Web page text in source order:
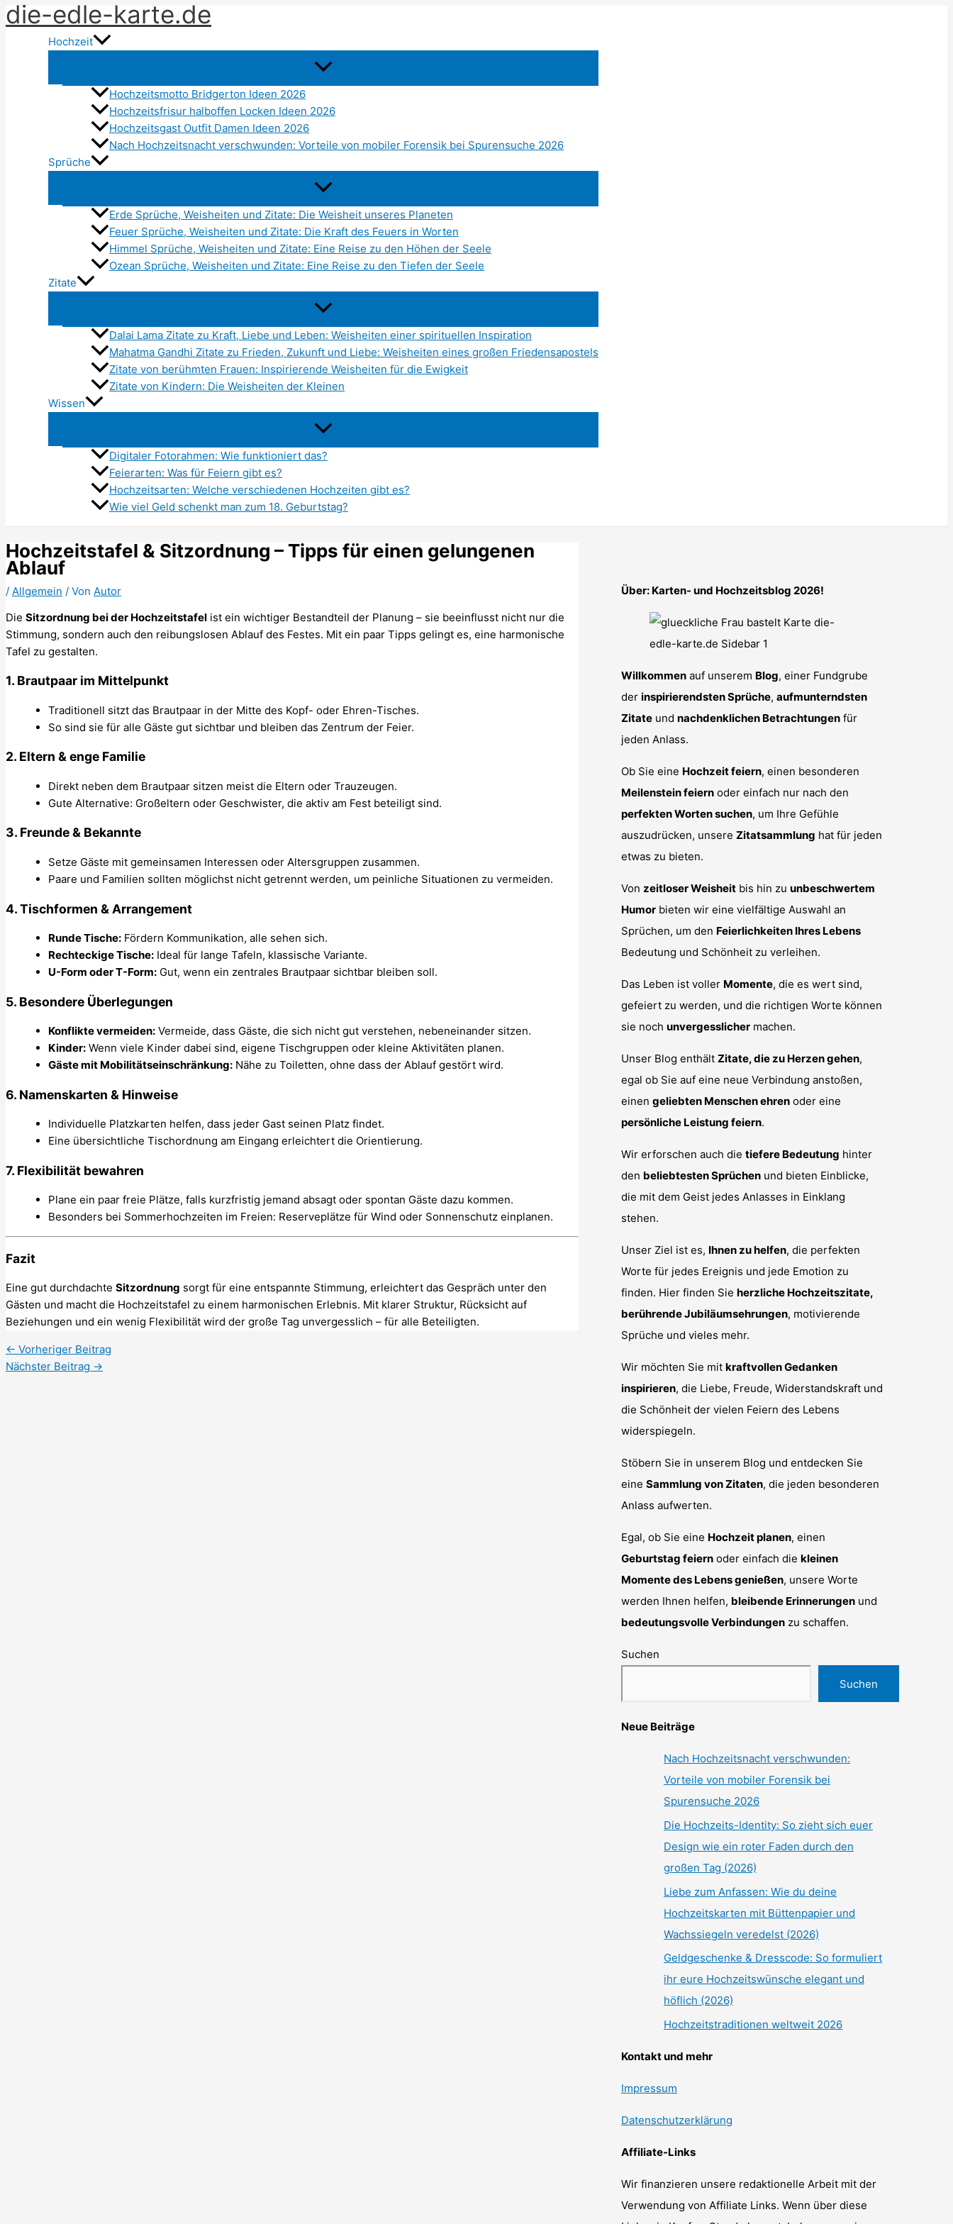
Zum
Inhalt
springen
die-edle-karte.de
Hochzeit
Hochzeitsmotto Bridgerton Ideen 2026
Hochzeitsfrisur halboffen Locken Ideen 2026
Hochzeitsgast Outfit Damen Ideen 2026
Nach Hochzeitsnacht verschwunden: Vorteile von mobiler Forensik bei Spurensuche 2026
Sprüche
Erde Sprüche, Weisheiten und Zitate: Die Weisheit unseres Planeten
Feuer Sprüche, Weisheiten und Zitate: Die Kraft des Feuers in Worten
Himmel Sprüche, Weisheiten und Zitate: Eine Reise zu den Höhen der Seele
Ozean Sprüche, Weisheiten und Zitate: Eine Reise zu den Tiefen der Seele
Zitate
Dalai Lama Zitate zu Kraft, Liebe und Leben: Weisheiten einer spirituellen Inspiration
Mahatma Gandhi Zitate zu Frieden, Zukunft und Liebe: Weisheiten eines großen Friedensapostels
Zitate von berühmten Frauen: Inspirierende Weisheiten für die Ewigkeit
Zitate von Kindern: Die Weisheiten der Kleinen
Wissen
Digitaler Fotorahmen: Wie funktioniert das?
Feierarten: Was für Feiern gibt es?
Hochzeitsarten: Welche verschiedenen Hochzeiten gibt es?
Wie viel Geld schenkt man zum 18. Geburtstag?
Hochzeitstafel & Sitzordnung – Tipps für einen gelungenen
Ablauf
/ Allgemein / Von Autor
Die Sitzordnung bei der Hochzeitstafel ist ein wichtiger Bestandteil der Planung – sie beeinflusst nicht nur die
Stimmung, sondern auch den reibungslosen Ablauf des Festes. Mit ein paar Tipps gelingt es, eine harmonische
Tafel zu gestalten.
1. Brautpaar im Mittelpunkt
Traditionell sitzt das Brautpaar in der Mitte des Kopf- oder Ehren-Tisches.
So sind sie für alle Gäste gut sichtbar und bleiben das Zentrum der Feier.
2. Eltern & enge Familie
Direkt neben dem Brautpaar sitzen meist die Eltern oder Trauzeugen.
Gute Alternative: Großeltern oder Geschwister, die aktiv am Fest beteiligt sind.
3. Freunde & Bekannte
Setze Gäste mit gemeinsamen Interessen oder Altersgruppen zusammen.
Paare und Familien sollten möglichst nicht getrennt werden, um peinliche Situationen zu vermeiden.
4.Tischformen & Arrangement
Runde Tische: Fördern Kommunikation, alle sehen sich.
Rechteckige Tische: Ideal für lange Tafeln, klassische Variante.
U-Form oder T-Form: Gut, wenn ein zentrales Brautpaar sichtbar bleiben soll.
5. Besondere Überlegungen
Konflikte vermeiden: Vermeide, dass Gäste, die sich nicht gut verstehen, nebeneinander sitzen.
Kinder: Wenn viele Kinder dabei sind, eigene Tischgruppen oder kleine Aktivitäten planen.
Gäste mit Mobilitätseinschränkung: Nähe zu Toiletten, ohne dass der Ablauf gestört wird.
6. Namenskarten & Hinweise
Individuelle Platzkarten helfen, dass jeder Gast seinen Platz findet.
Eine übersichtliche Tischordnung am Eingang erleichtert die Orientierung.
7. Flexibilität bewahren
Plane ein paar freie Plätze, falls kurzfristig jemand absagt oder spontan Gäste dazu kommen.
Besonders bei Sommerhochzeiten im Freien: Reserveplätze für Wind oder Sonnenschutz einplanen.
Fazit
Eine gut durchdachte Sitzordnung sorgt für eine entspannte Stimmung, erleichtert das Gespräch unter den
Gästen und macht die Hochzeitstafel zu einem harmonischen Erlebnis. Mit klarer Struktur, Rücksicht auf
Beziehungen und ein wenig Flexibilität wird der große Tag unvergesslich – für alle Beteiligten.
← Vorheriger Beitrag
Nächster Beitrag →
Über: Karten- und Hochzeitsblog 2026!
Willkommen auf unserem Blog, einer Fundgrube
der inspirierendsten Sprüche, aufmunterndsten
Zitate und nachdenklichen Betrachtungen für
jeden Anlass.
Ob Sie eine Hochzeit feiern, einen besonderen
Meilenstein feiern oder einfach nur nach den
perfekten Worten suchen, um Ihre Gefühle
auszudrücken, unsere Zitatsammlung hat für jeden
etwas zu bieten.
Von zeitloser Weisheit bis hin zu unbeschwertem
Humor bieten wir eine vielfältige Auswahl an
Sprüchen, um den Feierlichkeiten Ihres Lebens
Bedeutung und Schönheit zu verleihen.
Das Leben ist voller Momente, die es wert sind,
gefeiert zu werden, und die richtigen Worte können
sie noch unvergesslicher machen.
Unser Blog enthält Zitate, die zu Herzen gehen,
egal ob Sie auf eine neue Verbindung anstoßen,
einen geliebten Menschen ehren oder eine
persönliche Leistung feiern.
Wir erforschen auch die tiefere Bedeutung hinter
den beliebtesten Sprüchen und bieten Einblicke,
die mit dem Geist jedes Anlasses in Einklang
stehen.
Unser Ziel ist es, Ihnen zu helfen, die perfekten
Worte für jedes Ereignis und jede Emotion zu
finden. Hier finden Sie herzliche Hochzeitszitate,
berührende Jubiläumsehrungen, motivierende
Sprüche und vieles mehr.
Wir möchten Sie mit kraftvollen Gedanken
inspirieren, die Liebe, Freude, Widerstandskraft und
die Schönheit der vielen Feiern des Lebens
widerspiegeln.
Stöbern Sie in unserem Blog und entdecken Sie
eine Sammlung von Zitaten, die jeden besonderen
Anlass aufwerten.
Egal, ob Sie eine Hochzeit planen, einen
Geburtstag feiern oder einfach die kleinen
Momente des Lebens genießen, unsere Worte
werden Ihnen helfen, bleibende Erinnerungen und
bedeutungsvolle Verbindungen zu schaffen.
Suchen
Suchen
Neue Beiträge
Nach Hochzeitsnacht verschwunden:
Vorteile von mobiler Forensik bei
Spurensuche 2026
Die Hochzeits-Identity: So zieht sich euer
Design wie ein roter Faden durch den
großen Tag (2026)
Liebe zum Anfassen: Wie du deine
Hochzeitskarten mit Büttenpapier und
Wachssiegeln veredelst (2026)
Geldgeschenke & Dresscode: So formuliert
ihr eure Hochzeitswünsche elegant und
höflich (2026)
Hochzeitstraditionen weltweit 2026
Kontakt und mehr
Impressum
Datenschutzerklärung
Affiliate-Links
Wir finanzieren unsere redaktionelle Arbeit mit der
Verwendung von Affiliate Links. Wenn über diese